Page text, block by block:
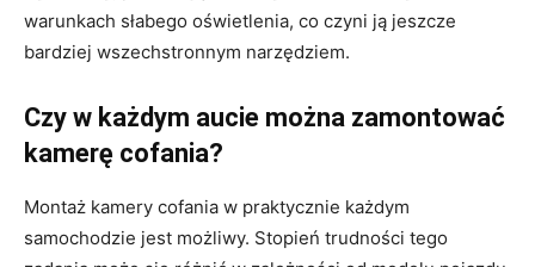
warunkach słabego oświetlenia, co czyni ją jeszcze
bardziej wszechstronnym narzędziem.
Czy w każdym aucie można zamontować
kamerę cofania?
Montaż kamery cofania w praktycznie każdym
samochodzie jest możliwy. Stopień trudności tego